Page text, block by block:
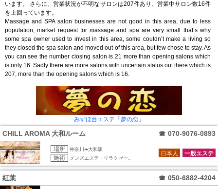
います。 さらに、営業状況が不明なサロンは207件あり、営業中サロン数16件
を上回っています。
Massage and SPA salon businesses are not good in this area, due to less
population, market request for massage and spa are very small that’s why
some spa owner used to invest in this area, some couldn’t make a living so
they closed the spa salon and moved out of this area, but few chose to stay. As
you can see the number closing salon is 21 more than opening salons which
is only 16. Sadly there are more salons with uncertain status out there which is
207, more than the opening salons which is 16.
みずほ台エステ「夢の恋」
CHILL AROMA 大和ルーム ☎ 070-9076-0893
場所 神奈川➠大和駅
施術 メンズエステ・リラクゼー..
一般エステ
日本人
紅葉 ☎ 050-6882-4204